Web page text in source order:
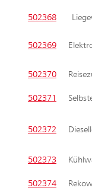
502368
502369
502370
502371
502372
502373
502374